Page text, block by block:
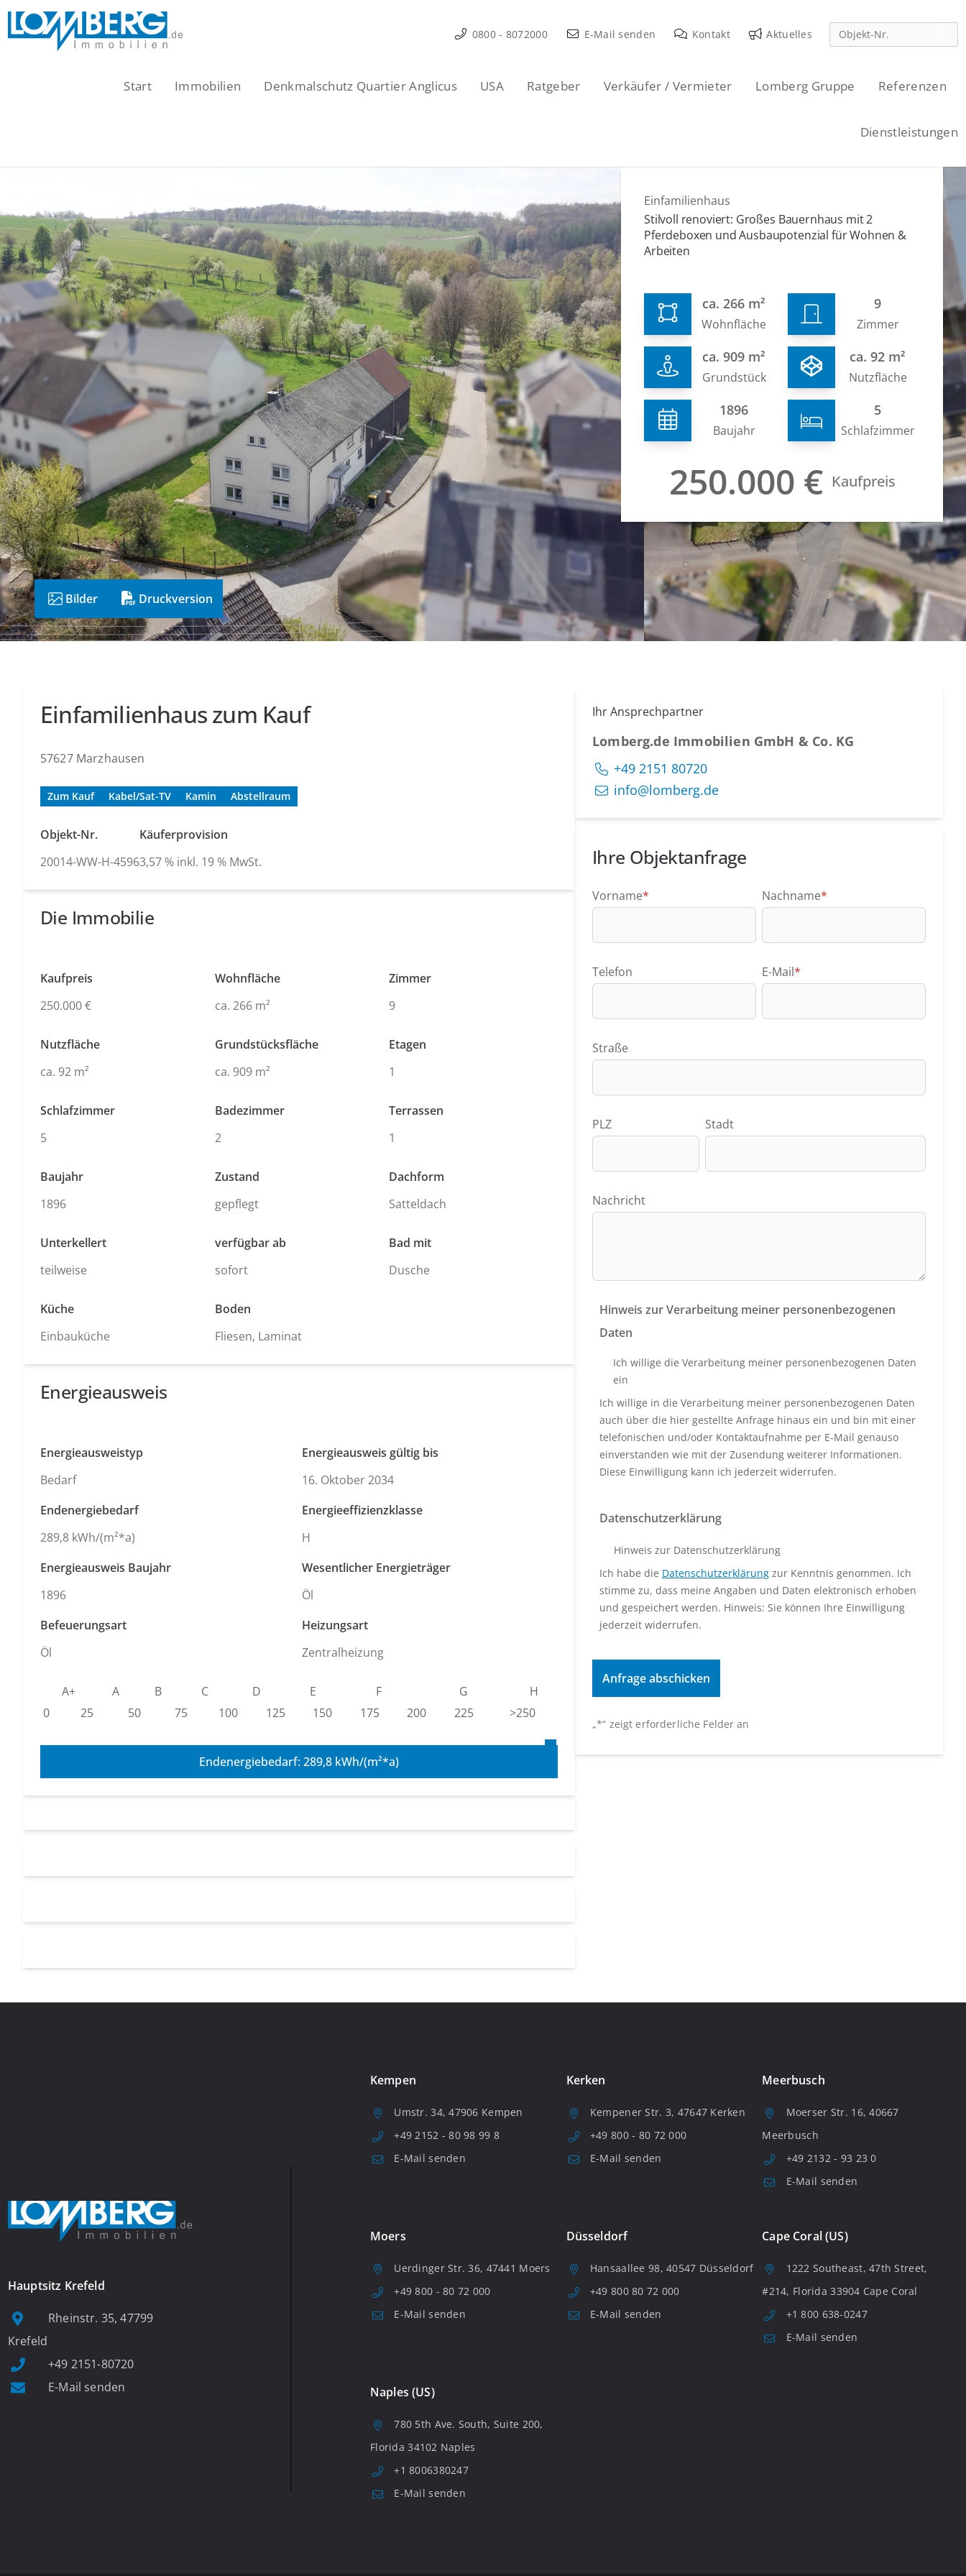
Zum
Inhalt
0800 - 8072000 E-Mail senden Kontakt Aktuelles
Start Immobilien Denkmalschutz Quartier Anglicus USA Ratgeber Verkäufer / Vermieter Lomberg Gruppe Referenzen
Dienstleistungen
Bilder Druckversion
Einfamilienhaus
Stilvoll renoviert: Großes Bauernhaus mit 2
Pferdeboxen und Ausbaupotenzial für Wohnen &
Arbeiten
ca. 266 m²
Wohnfläche
9
Zimmer
ca. 909 m²
Grundstück
ca. 92 m²
Nutzfläche
1896
Baujahr
5
Schlafzimmer
250.000 € Kaufpreis
Einfamilienhaus zum Kauf
57627 Marzhausen
Zum Kauf Kabel/Sat-TV Kamin Abstellraum
Objekt-Nr.
20014-WW-H-4596
Käuferprovision
3,57 % inkl. 19 % MwSt.
Die Immobilie
Kaufpreis
250.000 €
Wohnfläche
ca. 266 m²
Zimmer
9
Nutzfläche
ca. 92 m²
Grundstücksfläche
ca. 909 m²
Etagen
1
Schlafzimmer
5
Badezimmer
2
Terrassen
1
Baujahr
1896
Zustand
gepflegt
Dachform
Satteldach
Unterkellert
teilweise
verfügbar ab
sofort
Bad mit
Dusche
Küche
Einbauküche
Boden
Fliesen, Laminat
Energieausweis
Energieausweistyp
Bedarf
Energieausweis gültig bis
16. Oktober 2034
Endenergiebedarf
289,8 kWh/(m²*a)
Energieeffizienzklasse
H
Energieausweis Baujahr
1896
Wesentlicher Energieträger
Öl
Befeuerungsart
Öl
Heizungsart
Zentralheizung
A+ A B C D E F G
H
0
25 50 75 100 125 150 175 200 225 >250
Endenergiebedarf: 289,8 kWh/(m²*a)
Ihr Ansprechpartner
Lomberg.de Immobilien GmbH & Co. KG
+49 2151 80720
info@lomberg.de
Ihre Objektanfrage
„*“ zeigt erforderliche Felder an
Vorname* Nachname*
Telefon E-Mail*
Straße
PLZ Stadt
Nachricht
Hinweis zur Verarbeitung meiner personenbezogenen
Daten
Ich willige die Verarbeitung meiner personenbezogenen Daten
ein
Ich willige in die Verarbeitung meiner personenbezogenen Daten
auch über die hier gestellte Anfrage hinaus ein und bin mit einer
telefonischen und/oder Kontaktaufnahme per E-Mail genauso
einverstanden wie mit der Zusendung weiterer Informationen.
Diese Einwilligung kann ich jederzeit widerrufen.
Datenschutzerklärung
Hinweis zur Datenschutzerklärung
Ich habe die Datenschutzerklärung zur Kenntnis genommen. Ich
stimme zu, dass meine Angaben und Daten elektronisch erhoben
und gespeichert werden. Hinweis: Sie können Ihre Einwilligung
jederzeit widerrufen.
Hauptsitz Krefeld
Rheinstr. 35, 47799
Krefeld
+49 2151-80720
E-Mail senden
Kempen
Umstr. 34, 47906 Kempen
+49 2152 - 80 98 99 8
E-Mail senden
Kerken
Kempener Str. 3, 47647 Kerken
+49 800 - 80 72 000
E-Mail senden
Meerbusch
Moerser Str. 16, 40667
Meerbusch
+49 2132 - 93 23 0
E-Mail senden
Moers
Uerdinger Str. 36, 47441 Moers
+49 800 - 80 72 000
E-Mail senden
Düsseldorf
Hansaallee 98, 40547 Düsseldorf
+49 800 80 72 000
E-Mail senden
Cape Coral (US)
1222 Southeast, 47th Street,
#214, Florida 33904 Cape Coral
+1 800 638-0247
E-Mail senden
Naples (US)
780 5th Ave. South, Suite 200,
Florida 34102 Naples
+1 8006380247
E-Mail senden